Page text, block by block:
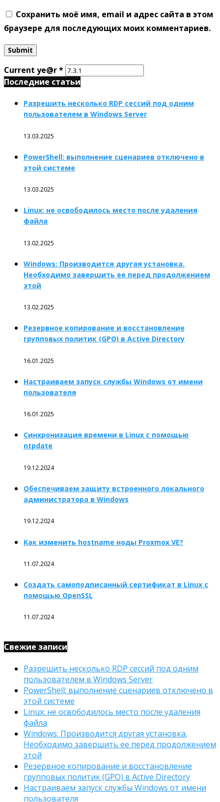
Сохранить моё имя, email и адрес сайта в этом
браузере для последующих моих комментариев.
Current ye@r*
Последние статьи
Разрешить несколько RDP сессий под одним
пользователем в Windows Server
13.03.2025
PowerShell: выполнение сценариев отключено в
этой системе
13.03.2025
Linux: не освободилось место после удаления
файла
13.02.2025
Windows: Производится другая установка.
Необходимо завершить ее перед продолжением
этой
13.02.2025
Резервное копирование и восстановление
групповых политик (GPO) в Active Directory
16.01.2025
Настраиваем запуск службы Windows от имени
пользователя
16.01.2025
Синхронизация времени в Linux с помощью
ntpdate
19.12.2024
Обеспечиваем защиту встроенного локального
администратора в Windows
19.12.2024
Как изменить hostname ноды Proxmox VE?
11.07.2024
Создать самоподписанный сертификат в Linux с
помощью OpenSSL
11.07.2024
Свежие записи
Разрешить несколько RDP сессий под одним
пользователем в Windows Server
PowerShell: выполнение сценариев отключено в
этой системе
Linux: не освободилось место после удаления
файла
Windows: Производится другая установка.
Необходимо завершить ее перед продолжением
этой
Резервное копирование и восстановление
групповых политик (GPO) в Active Directory
Настраиваем запуск службы Windows от имени
пользователя